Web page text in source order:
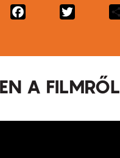
Facebook
A FILMRŐL